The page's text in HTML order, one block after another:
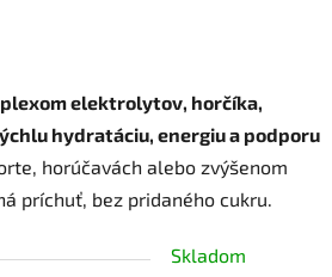
elektrolytov, horčíka,
hydratáciu, energiu a podporu
horúčavách alebo zvýšenom
príchuť, bez pridaného cukru.
Skladom